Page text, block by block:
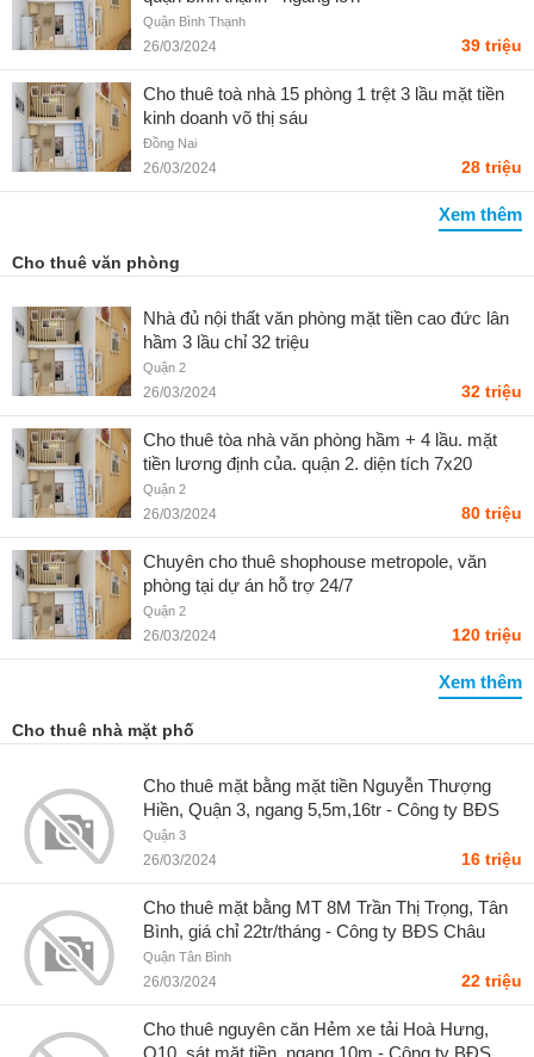
Quận Bình Thạnh
26/03/2024 39 triệu
Cho thuê toà nhà 15 phòng 1 trệt 3 lầu mặt tiền
kinh doanh võ thị sáu
Đồng Nai
26/03/2024 28 triệu
Xem thêm
Cho thuê văn phòng
Nhà đủ nội thất văn phòng mặt tiền cao đức lân
hầm 3 lầu chỉ 32 triệu
Quận 2
26/03/2024 32 triệu
Cho thuê tòa nhà văn phòng hầm + 4 lầu. mặt
tiền lương định của. quận 2. diện tích 7x20
Quận 2
26/03/2024 80 triệu
Chuyên cho thuê shophouse metropole, văn
phòng tại dự án hỗ trợ 24/7
Quận 2
26/03/2024 120 triệu
Xem thêm
Cho thuê nhà mặt phố
Cho thuê mặt bằng mặt tiền Nguyễn Thượng
Hiền, Quận 3, ngang 5,5m,16tr - Công ty BĐS
Châu Long
Quận 3
26/03/2024 16 triệu
Cho thuê mặt bằng MT 8M Trần Thị Trọng, Tân
Bình, giá chỉ 22tr/tháng - Công ty BĐS Châu
Long
Quận Tân Bình
26/03/2024 22 triệu
Cho thuê nguyên căn Hẻm xe tải Hoà Hưng,
Q10, sát mặt tiền, ngang 10m - Công ty BĐS